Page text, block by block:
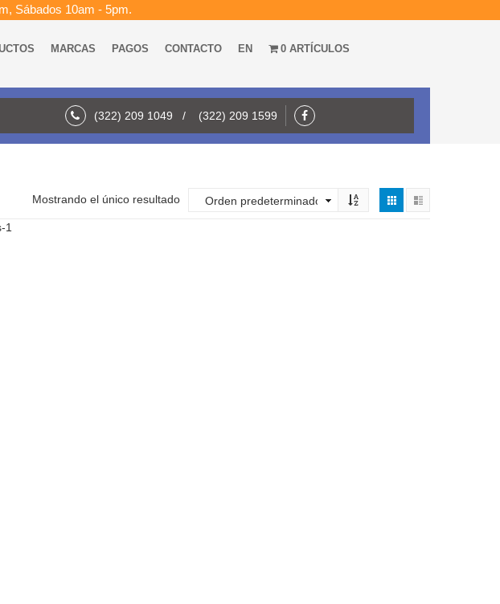
Sábados 10am - 5pm.
MARCAS PAGOS CONTACTO EN 0 ARTÍCULOS
(322) 209 1049 / (322) 209 1599
Mostrando el único resultado
1